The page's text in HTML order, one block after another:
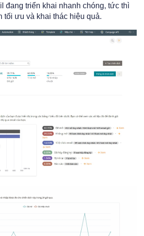
đang triển khai nhanh chóng, tức thì
tối ưu và khai thác hiệu quả.